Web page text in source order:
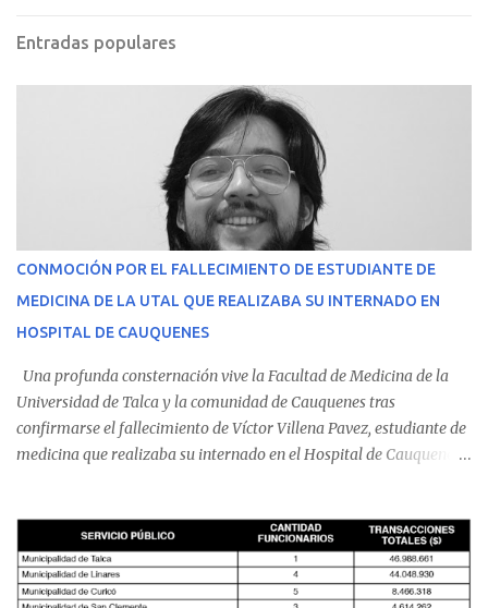
Entradas populares
CONMOCIÓN POR EL FALLECIMIENTO DE ESTUDIANTE DE
MEDICINA DE LA UTAL QUE REALIZABA SU INTERNADO EN
HOSPITAL DE CAUQUENES
Una profunda consternación vive la Facultad de Medicina de la
Universidad de Talca y la comunidad de Cauquenes tras
confirmarse el fallecimiento de Víctor Villena Pavez, estudiante de
medicina que realizaba su internado en el Hospital de Cauquenes.
malestares físicos. Dada la complejidad de su estado de salud, el
equipo médico determinó su traslado de urgencia al Hospital
Regional de Talca y dado la urgencia la ambulancia partió hacia